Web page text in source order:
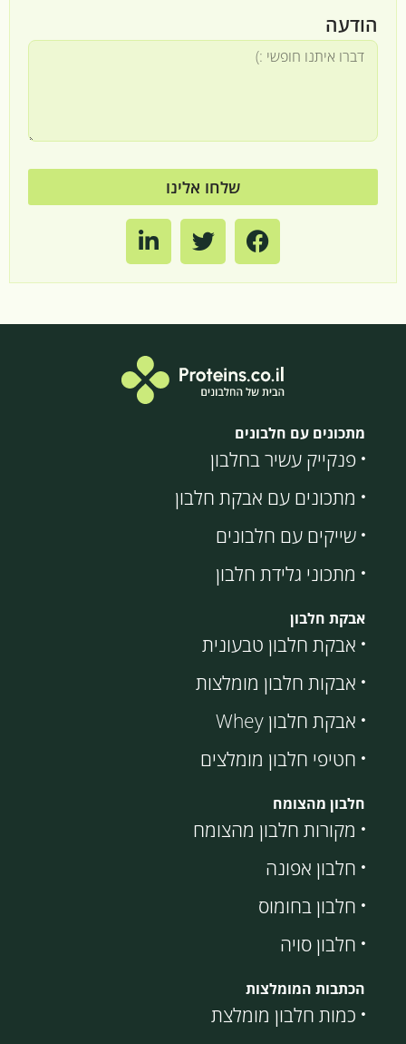
הודעה
שלחו אלינו
מתכונים עם חלבונים
פנקייק עשיר בחלבון
מתכונים עם אבקת חלבון
שייקים עם חלבונים
מתכוני גלידת חלבון
אבקת חלבון
אבקת חלבון טבעונית
אבקות חלבון מומלצות
אבקת חלבון Whey
חטיפי חלבון מומלצים
חלבון מהצומח
מקורות חלבון מהצומח
חלבון אפונה
חלבון בחומוס
חלבון סויה
הכתבות המומלצות
כמות חלבון מומלצת